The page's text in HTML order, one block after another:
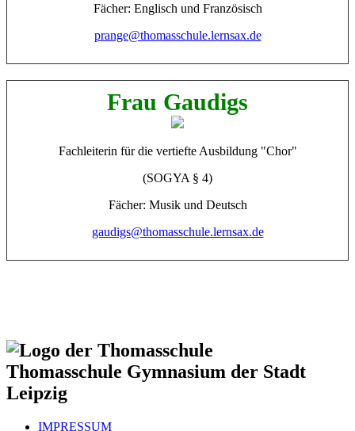
Fächer: Englisch und Französisch
prange@thomasschule.lernsax.de
Frau Gaudigs
Fachleiterin für die vertiefte Ausbildung "Chor"
(SOGYA § 4)
Fächer: Musik und Deutsch
gaudigs@thomasschule.lernsax.de
Thomasschule Gymnasium der Stadt
Leipzig
IMPRESSUM